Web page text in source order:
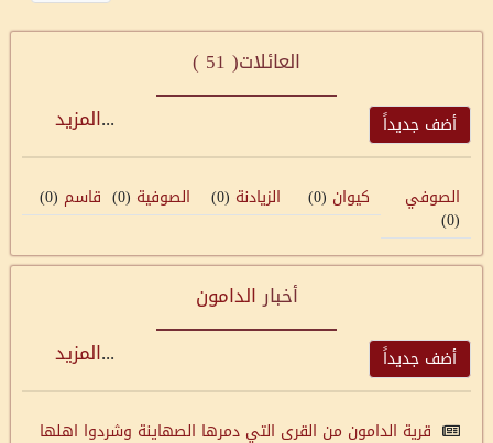
العائلات( 51
)
أضف جديداً ...المزيد
الصوفي
(0)
كيوان (0) الزيادنة (0) الصوفية (0) قاسم (0)
أخبارالدامون
أضف جديداً ...المزيد
قرية الدامون من القرى التي دمرها الصهاينة وشردوا اهلها